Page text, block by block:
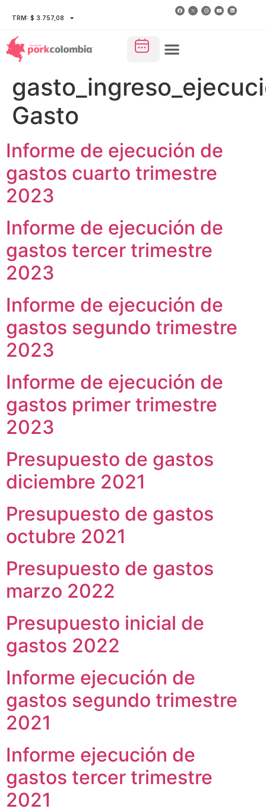
TRM: $ 3.757,08
Gasto
Informe de ejecución de
gastos cuarto trimestre
2023
Informe de ejecución de
gastos tercer trimestre
2023
Informe de ejecución de
gastos segundo trimestre
2023
Informe de ejecución de
gastos primer trimestre
2023
Presupuesto de gastos
diciembre 2021
Presupuesto de gastos
octubre 2021
Presupuesto de gastos
marzo 2022
Presupuesto inicial de
gastos 2022
Informe ejecución de
gastos segundo trimestre
2021
Informe ejecución de
gastos tercer trimestre
2021